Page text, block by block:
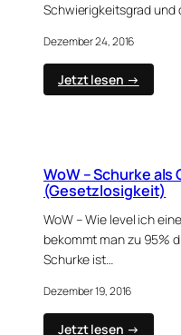
Schwierigkeitsgrad und
Dezember 24, 2016
Jetzt lesen →
The
(DLC)
PS4
WoW – Schurke
(Gesetzlosigkeit)
WoW – Wie level ich
bekommt man zu 95%
Schurke ist…
Dezember 19, 2016
Jetzt lesen →